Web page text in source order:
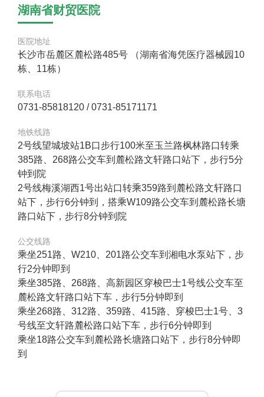
湖南省财贸医院
医院地址
长沙市岳麓区麓松路485号 （湖南省海凭医疗器械园10
栋、11栋）
联系电话
0731-85818120 / 0731-85171171
地铁线路
2号线望城坡站1B口步行100米至玉兰路枫林路口转乘
385路、268路公交车到麓松路文轩路口站下，步行5分
钟到院
2号线梅溪湖西1号出站口转乘359路到麓松路文轩路口
站下，步行6分钟到，搭乘W109路公交车到麓松路长塘
路口站下，步行8分钟到院
公交线路
乘坐251路、W210、201路公交车到湘电水泵站下，步
行2分钟即到
乘坐385路、268路、高新园区穿梭巴士1号线公交车至
麓松路文轩路口站下车，步行5分钟即到
乘坐268路、312路、359路、415路、穿梭巴士1号、3
号线至文轩路麓松路口站下车，步行6分钟即到
乘坐18路公交车到麓松路长塘路口站下，步行8分钟即
到